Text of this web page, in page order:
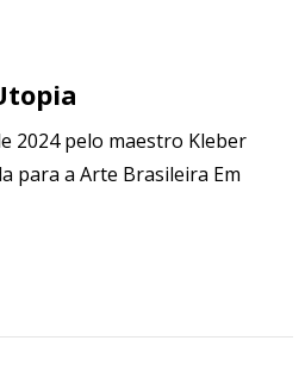
2024 pelo maestro Kleber
para a Arte Brasileira Em